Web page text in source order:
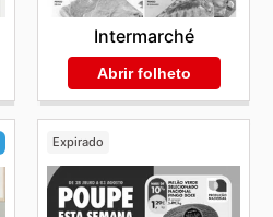
Intermarché
Abrir folheto
Expirado